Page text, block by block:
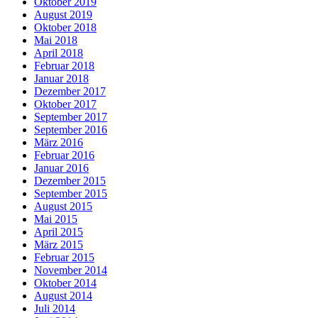
August 2019
Oktober 2018
Mai 2018
April 2018
Februar 2018
Januar 2018
Dezember 2017
Oktober 2017
September 2017
September 2016
März 2016
Februar 2016
Januar 2016
Dezember 2015
September 2015
August 2015
Mai 2015
April 2015
März 2015
Februar 2015
November 2014
Oktober 2014
August 2014
Juli 2014